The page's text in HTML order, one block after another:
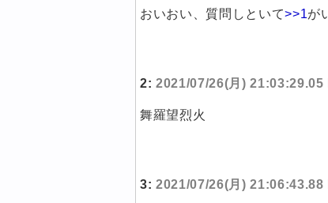
おいおい、質問しといて>>1が
2: 2021/07/26(月)
舞羅望烈火
3: 2021/07/26(月)